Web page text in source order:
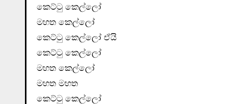
කෙට්ටු කෙල්ලෝ
මහත කෙල්ලෝ
කෙට්ටු කෙල්ලෝ ඒයි
කෙට්ටු කෙල්ලෝ
මහත කෙල්ලෝ
මහත මහත
කෙට්ටු කෙල්ලෝ